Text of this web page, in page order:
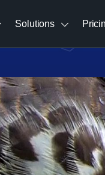
Solutions